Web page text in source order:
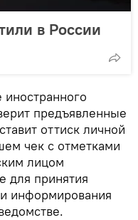
в России
предъявленные
оттиск личной
чек с отметками
лицом
для принятия
информирования